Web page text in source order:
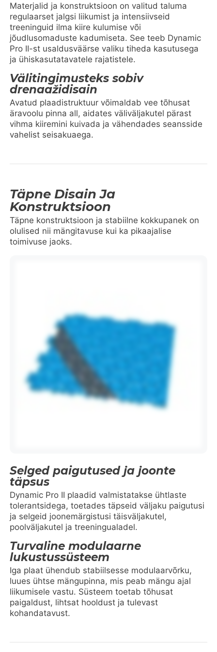
Materjalid ja konstruktsioon on valitud taluma
regulaarset jalgsi liikumist ja intensiivseid
treeninguid ilma kiire kulumise või
jõudlusomaduste kadumiseta. See teeb Dynamic
Pro II-st usaldusväärse valiku tiheda kasutusega
ja ühiskasutatavatele rajatistele.
Välitingimusteks sobiv
drenaažidisain
Avatud plaadistruktuur võimaldab vee tõhusat
äravoolu pinna all, aidates väliväljakutel pärast
vihma kiiremini kuivada ja vähendades seansside
vahelist seisakuaega.
Täpne Disain Ja
Konstruktsioon
Täpne konstruktsioon ja stabiilne kokkupanek on
olulised nii mängitavuse kui ka pikaajalise
toimivuse jaoks.
Selged paigutused ja joonte
täpsus
Dynamic Pro II plaadid valmistatakse ühtlaste
tolerantsidega, toetades täpseid väljaku paigutusi
ja selgeid joonemärgistusi täisväljakutel,
poolväljakutel ja treeningualadel.
Turvaline modulaarne
lukustussüsteem
Iga plaat ühendub stabiilsesse modulaarvõrku,
luues ühtse mängupinna, mis peab mängu ajal
liikumisele vastu. Süsteem toetab tõhusat
paigaldust, lihtsat hooldust ja tulevast
kohandatavust.